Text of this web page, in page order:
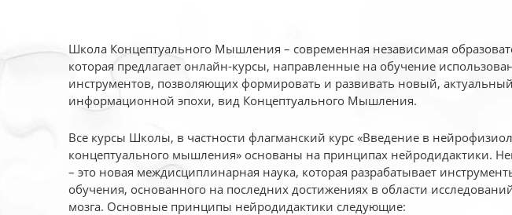
Школа Концептуального Мышления – современная независимая
которая предлагает онлайн-курсы, направленные на обучение
инструментов, позволяющих формировать и развивать новый,
информационной эпохи, вид Концептуального Мышления.
Все курсы Школы, в частности флагманский курс «Введение в
концептуального мышления» основаны на принципах нейродидактики.
– это новая междисциплинарная наука, которая разрабатывает
обучения, основанного на последних достижениях в области
мозга. Основные принципы нейродидактики следующие: